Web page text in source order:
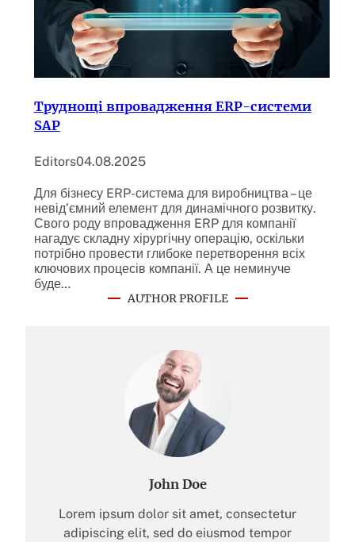
Труднощі впровадження ERP-системи
SAP
Editors04.08.2025
Для бізнесу ERP-система для виробництва – це
невід’ємний елемент для динамічного розвитку.
Свого роду впровадження ERP для компанії
нагадує складну хірургічну операцію, оскільки
потрібно провести глибоке перетворення всіх
ключових процесів компанії. А це неминуче
буде…
AUTHOR PROFILE
John Doe
Lorem ipsum dolor sit amet, consectetur
adipiscing elit, sed do eiusmod tempor